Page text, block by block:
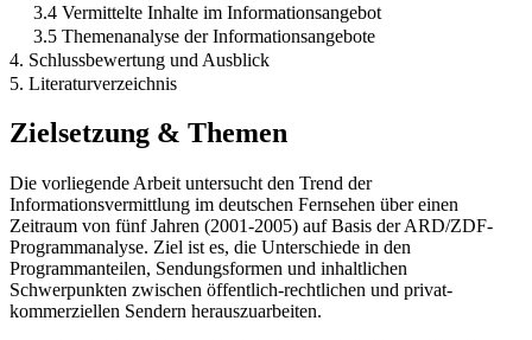
3.4 Vermittelte Inhalte im Informationsangebot
3.5 Themenanalyse der Informationsangebote
4. Schlussbewertung und Ausblick
5. Literaturverzeichnis
Zielsetzung & Themen
Die vorliegende Arbeit untersucht den Trend der
Informationsvermittlung im deutschen Fernsehen über einen
Zeitraum von fünf Jahren (2001-2005) auf Basis der ARD/ZDF-
Programmanalyse. Ziel ist es, die Unterschiede in den
Programmanteilen, Sendungsformen und inhaltlichen
Schwerpunkten zwischen öffentlich-rechtlichen und privat-
kommerziellen Sendern herauszuarbeiten.